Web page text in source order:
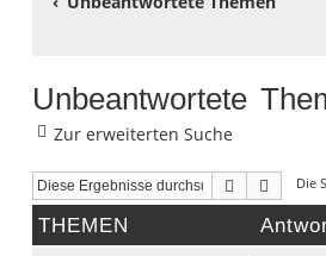
Unbeantwortete
Zur erweiterten Suche
Suche Die
THEMEN